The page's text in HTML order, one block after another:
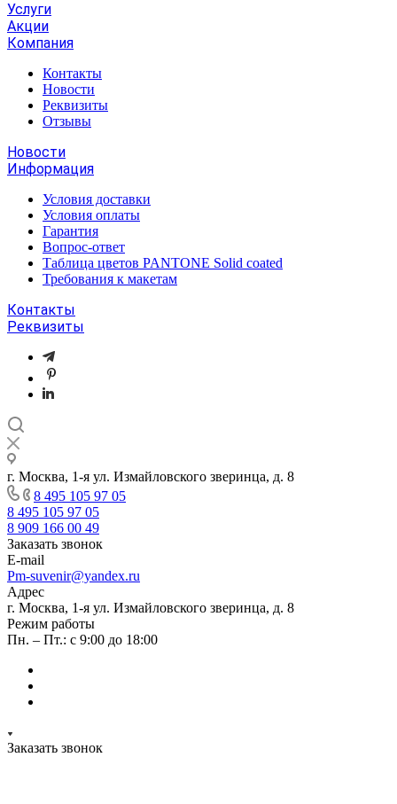
Услуги
Акции
Компания
Контакты
Новости
Реквизиты
Отзывы
Новости
Информация
Условия доставки
Условия оплаты
Гарантия
Вопрос-ответ
Таблица цветов PANTONE Solid coated
Требования к макетам
Контакты
Реквизиты
г. Москва, 1-я ул. Измайловского зверинца, д. 8
8 495 105 97 05
8 495 105 97 05
8 909 166 00 49
Заказать звонок
E-mail
Pm-suvenir@yandex.ru
Адрес
г. Москва, 1-я ул. Измайловского зверинца, д. 8
Режим работы
Пн. – Пт.: с 9:00 до 18:00
Заказать звонок